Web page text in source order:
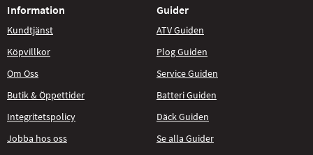
Information
Kundtjänst
Köpvillkor
Om Oss
Butik & Öppettider
Integritetspolicy
Jobba hos oss
Guider
ATV Guiden
Plog Guiden
Service Guiden
Batteri Guiden
Däck Guiden
Se alla Guider